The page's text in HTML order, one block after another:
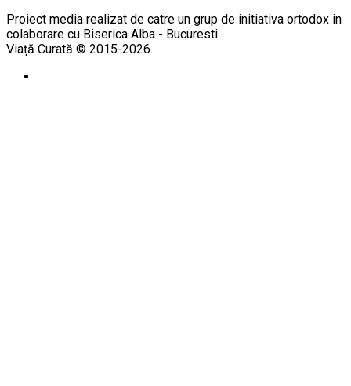
Proiect media realizat de catre un grup de initiativa ortodox in
colaborare cu Biserica Alba - Bucuresti.
Viață Curată © 2015-2026.